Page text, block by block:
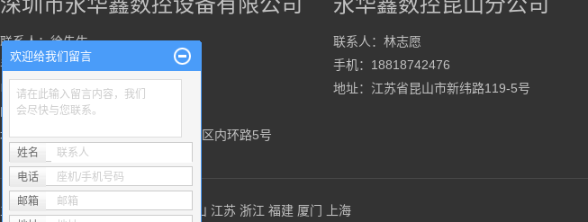
联系人：徐先生
手机：13926517755
电话：0755-89532015
邮箱：xu.kz@163.com
地址：深圳市龙岗区平湖街道山厦社区内环路5号
联系人：林志愿
手机：18818742476
地址：江苏省昆山市新纬路119-5号
主营区域：深圳 东莞 惠州 珠海 中山 江苏 浙江 福建 厦门 上海
欢迎给我们留言
请在此输入留言内容，我们
会尽快与您联系。
姓名
联系人
电话
座机/手机号码
邮箱
邮箱